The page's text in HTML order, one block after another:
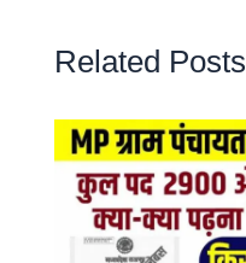
Related Posts